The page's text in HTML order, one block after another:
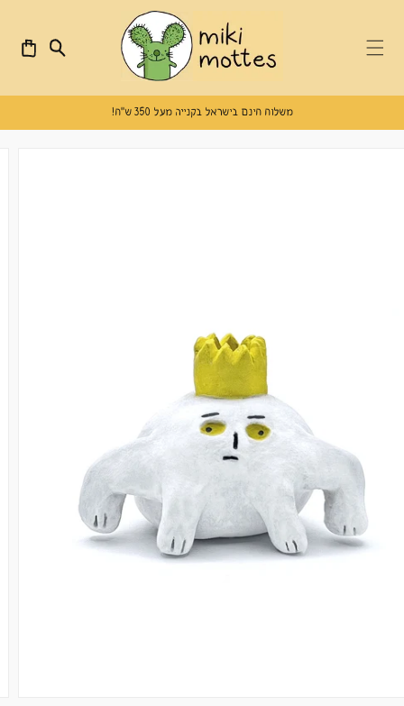
missing:
משלוח חינם בישראל בקנייה מעל 350 ש"ח!